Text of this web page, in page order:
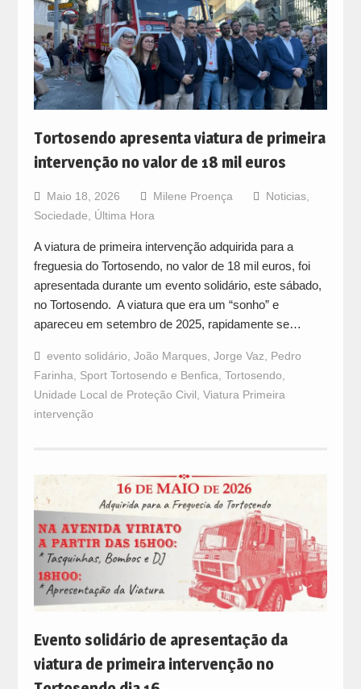
Tortosendo apresenta viatura de primeira
intervenção no valor de 18 mil euros
Maio 18, 2026 Milene Proença Noticias,
Sociedade
Última Hora
A viatura de primeira intervenção adquirida para a
freguesia do Tortosendo, no valor de 18 mil euros, foi
apresentada durante um evento solidário, este sábado,
no Tortosendo. A viatura que era um “sonho” e
apareceu em setembro de 2025, rapidamente se…
evento solidário João Marques, Jorge Vaz
Pedro
Farinha
Sport Tortosendo e Benfica Tortosendo
Unidade Local de Proteção Civil Viatura Primeira
intervenção
Evento solidário de apresentação da
viatura de primeira intervenção no